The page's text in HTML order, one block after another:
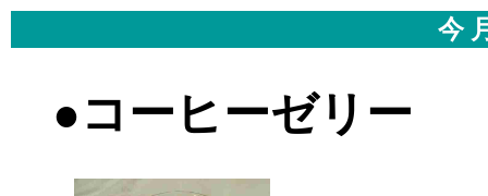
今
●コーヒーゼリー